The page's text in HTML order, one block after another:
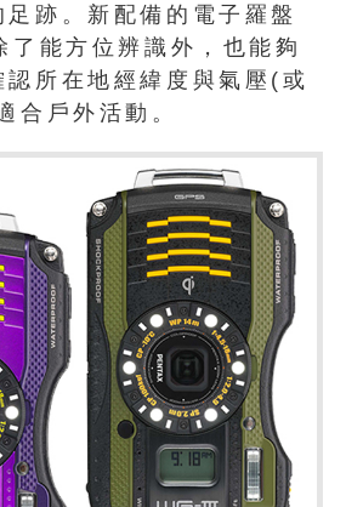
跡。新配備的電子羅盤
了能方位辨識外，也能夠
認所在地經緯度與氣壓(或
合戶外活動。